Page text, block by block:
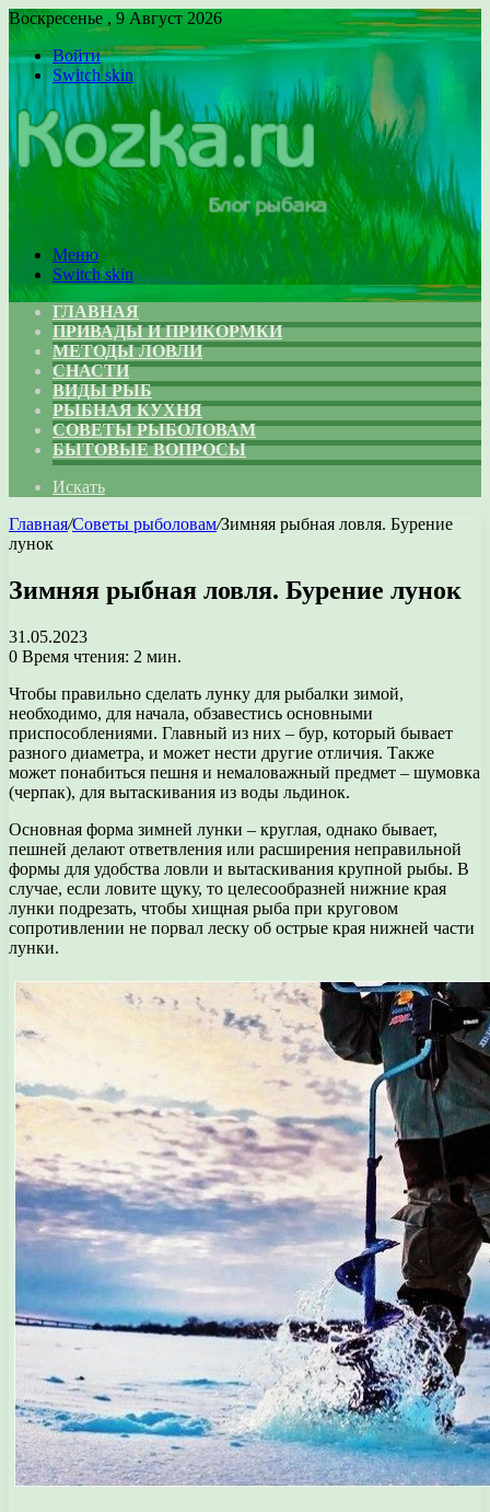
Воскресенье , 9 Август 2026
Войти
Switch skin
Меню
Switch skin
ГЛАВНАЯ
ПРИВАДЫ И ПРИКОРМКИ
МЕТОДЫ ЛОВЛИ
СНАСТИ
ВИДЫ РЫБ
РЫБНАЯ КУХНЯ
СОВЕТЫ РЫБОЛОВАМ
БЫТОВЫЕ ВОПРОСЫ
Искать
Главная/Советы рыболовам/Зимняя рыбная ловля. Бурение
лунок
Зимняя рыбная ловля. Бурение лунок
31.05.2023
0 Время чтения: 2 мин.
Чтобы правильно сделать лунку для рыбалки зимой,
необходимо, для начала, обзавестись основными
приспособлениями. Главный из них – бур, который бывает
разного диаметра, и может нести другие отличия. Также
может понабиться пешня и немаловажный предмет – шумовка
(черпак), для вытаскивания из воды льдинок.
Основная форма зимней лунки – круглая, однако бывает,
пешней делают ответвления или расширения неправильной
формы для удобства ловли и вытаскивания крупной рыбы. В
случае, если ловите щуку, то целесообразней нижние края
лунки подрезать, чтобы хищная рыба при круговом
сопротивлении не порвал леску об острые края нижней части
лунки.